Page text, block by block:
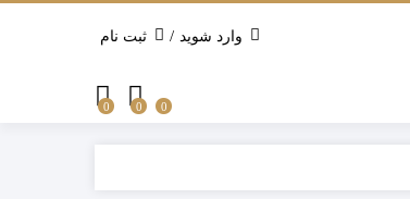
وارد شوید / ثبت نام
0
0
0